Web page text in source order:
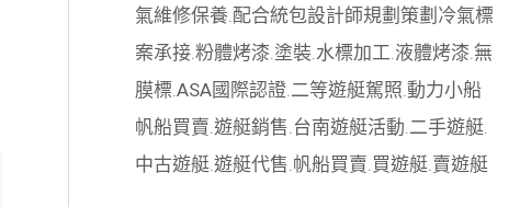
氣維修保養 配合統包設計師規劃策劃 冷氣標
案承接. 粉體烤漆 塗裝 水標加工 液體烤漆 無
膜標 ASA國際認證. 二等遊艇駕照 動力小船
帆船買賣 遊艇銷售 台南遊艇活動 二手遊艇.
中古遊艇. 遊艇代售 帆船買賣 買遊艇. 賣遊艇